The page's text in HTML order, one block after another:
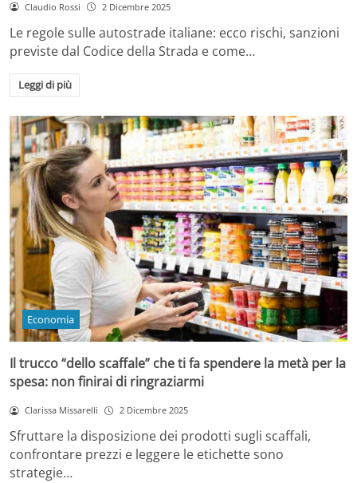
Claudio Rossi 2 Dicembre 2025
Le regole sulle autostrade italiane: ecco rischi, sanzioni
previste dal Codice della Strada e come…
Leggi di più
Economia
Il trucco “dello scaffale” che ti fa spendere la metà per la
spesa: non finirai di ringraziarmi
Clarissa Missarelli 2 Dicembre 2025
Sfruttare la disposizione dei prodotti sugli scaffali,
confrontare prezzi e leggere le etichette sono
strategie…